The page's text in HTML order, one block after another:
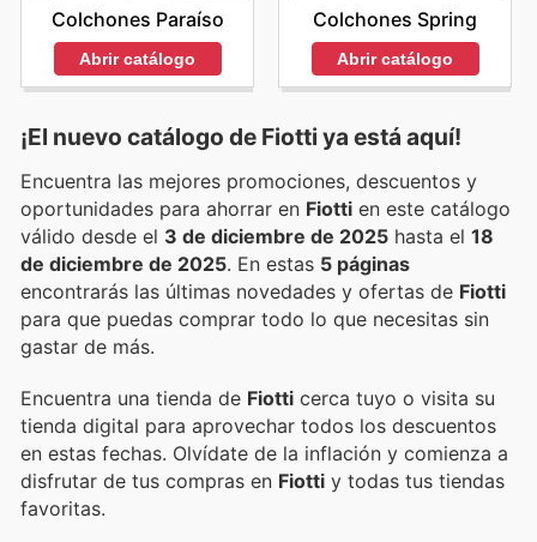
Colchones Paraíso
Abrir catálogo
Colchones Spring
Abrir catálogo
¡El nuevo catálogo de Fiotti ya está aquí!
Encuentra las mejores promociones, descuentos y
oportunidades para ahorrar en Fiotti en este catálogo
válido desde el 3 de diciembre de 2025 hasta el 18
de diciembre de 2025 . En estas 5 páginas
encontrarás las últimas novedades y ofertas de Fiotti
para que puedas comprar todo lo que necesitas sin
gastar de más.
Encuentra una tienda de Fiotti cerca tuyo o visita su
tienda digital para aprovechar todos los descuentos
en estas fechas. Olvídate de la inflación y comienza a
disfrutar de tus compras en Fiotti y todas tus tiendas
favoritas.